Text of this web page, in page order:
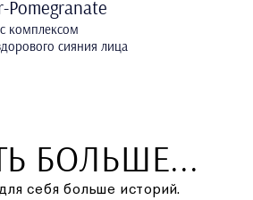
комплексом
сияния лица
БОЛЬШЕ...
себя больше историй.